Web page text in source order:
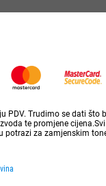
PDV. Trudimo se dati
te promjene
potrazi za zamjenskim